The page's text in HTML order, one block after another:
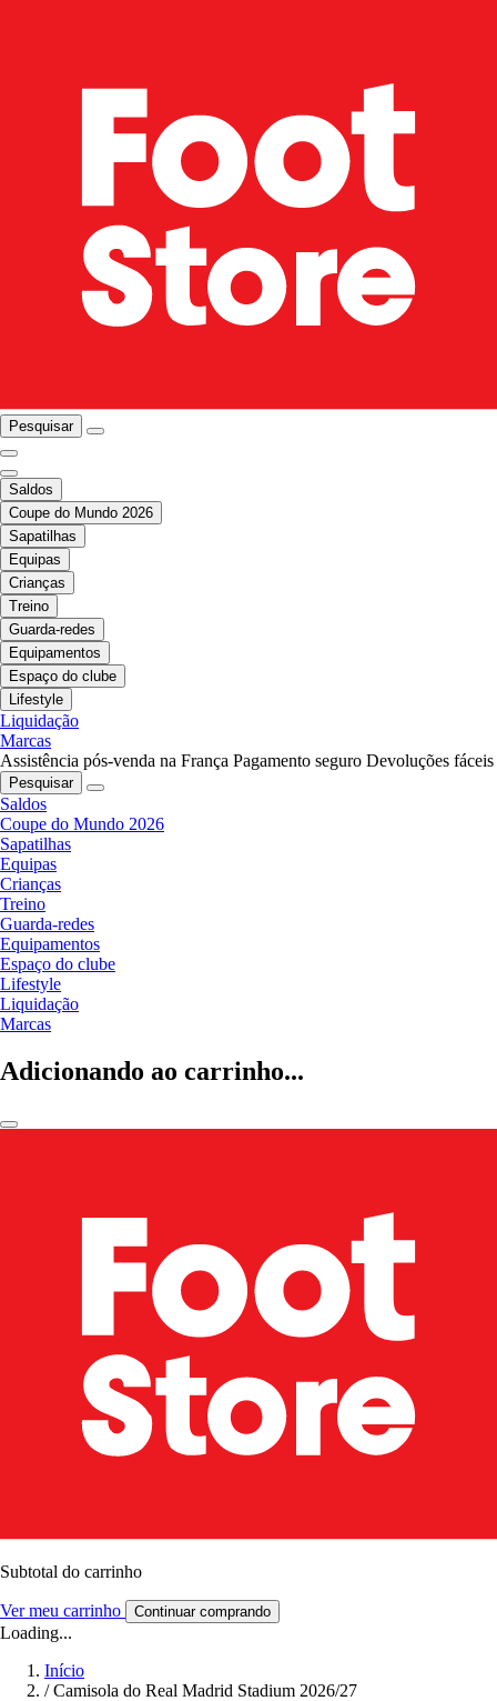
Pesquisar
Saldos
Coupe do Mundo 2026
Sapatilhas
Equipas
Crianças
Treino
Guarda-redes
Equipamentos
Espaço do clube
Lifestyle
Liquidação
Marcas
Assistência pós-venda na França Pagamento seguro Devoluções fáceis
Pesquisar
Saldos
Coupe do Mundo 2026
Sapatilhas
Equipas
Crianças
Treino
Guarda-redes
Equipamentos
Espaço do clube
Lifestyle
Liquidação
Marcas
Adicionando ao carrinho...
Subtotal do carrinho
Ver meu carrinho Continuar comprando
Loading...
Início
/ Camisola do Real Madrid Stadium 2026/27